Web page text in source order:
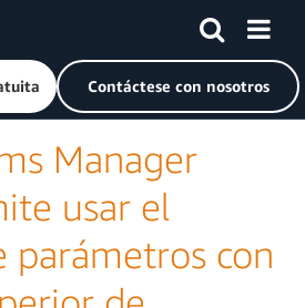
volver a la página de inicio de Amazon
Contáctese con nosotros
Manager
usar el
parámetros con